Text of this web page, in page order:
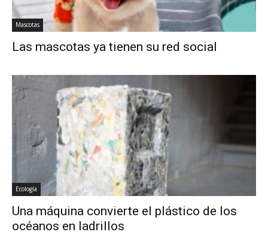
Mascotas
Las mascotas ya tienen su red social
Ecología
Una máquina convierte el plástico de los
océanos en ladrillos